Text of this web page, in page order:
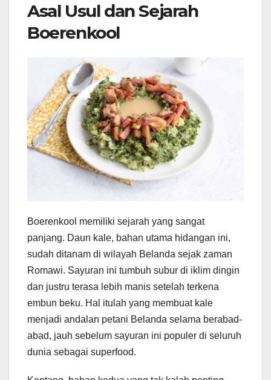
Asal Usul dan Sejarah
Boerenkool
Boerenkool memiliki sejarah yang sangat
panjang. Daun kale, bahan utama hidangan ini,
sudah ditanam di wilayah Belanda sejak zaman
Romawi. Sayuran ini tumbuh subur di iklim dingin
dan justru terasa lebih manis setelah terkena
embun beku. Hal itulah yang membuat kale
menjadi andalan petani Belanda selama berabad-
abad, jauh sebelum sayuran ini populer di seluruh
dunia sebagai superfood.